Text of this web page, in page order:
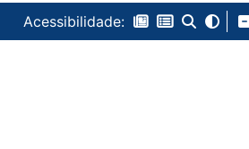
Acessibilidade: